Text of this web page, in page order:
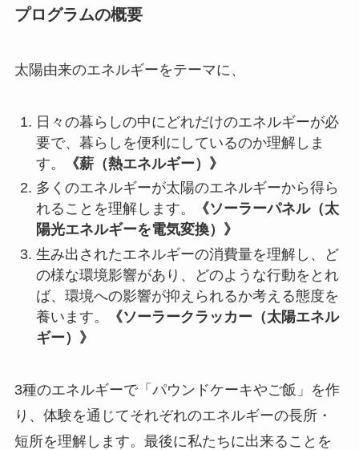
プログラムの概要
太陽由来のエネルギーをテーマに、
日々の暮らしの中にどれだけのエネルギーが必
要で、暮らしを便利にしているのか理解しま
す。
《薪（熱エネルギー）》
多くのエネルギーが太陽のエネルギーから得ら
れることを理解します。
《ソーラーパネル（太
陽光エネルギーを電気変換）》
生み出されたエネルギーの消費量を理解し、ど
の様な環境影響があり、どのような行動をとれ
ば、環境への影響が抑えられるか考える態度を
養います。
《ソーラークラッカー（太陽エネル
ギー）》
3種のエネルギーで「パウンドケーキやご飯」を作
り、体験を通じてそれぞれのエネルギーの長所・
短所を理解します。最後に私たちに出来ることを